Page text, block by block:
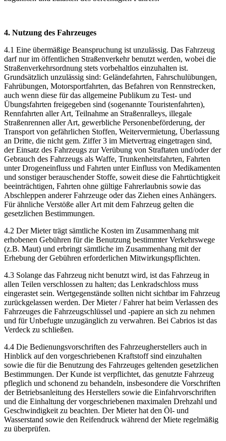
4. Nutzung des Fahrzeuges
4.1 Eine übermäßige Beanspruchung ist unzulässig. Das Fahrzeug
darf nur im öffentlichen Straßenverkehr benutzt werden, wobei die
Straßenverkehrsordnung stets vorbehaltlos einzuhalten ist.
Grundsätzlich unzulässig sind: Geländefahrten, Fahrschulübungen,
Fahrübungen, Motorsportfahrten, das Befahren von Rennstrecken,
auch wenn diese für das allgemeine Publikum zu Test- und
Übungsfahrten freigegeben sind (sogenannte Touristenfahrten),
Rennfahrten aller Art, Teilnahme an Straßenralleys, illegale
Straßenrennen aller Art, gewerbliche Personenbeförderung, der
Transport von gefährlichen Stoffen, Weitervermietung, Überlassung
an Dritte, die nicht gem. Ziffer 3 im Mietvertrag eingetragen sind,
der Einsatz des Fahrzeugs zur Verübung von Straftaten und/oder der
Gebrauch des Fahrzeugs als Waffe, Trunkenheitsfahrten, Fahrten
unter Drogeneinfluss und Fahrten unter Einfluss von Medikamenten
und sonstiger berauschender Stoffe, soweit diese die Fahrtüchtigkeit
beeinträchtigen, Fahrten ohne gültige Fahrerlaubnis sowie das
Abschleppen anderer Fahrzeuge oder das Ziehen eines Anhängers.
Für ähnliche Verstöße aller Art mit dem Fahrzeug gelten die
gesetzlichen Bestimmungen.
4.2 Der Mieter trägt sämtliche Kosten im Zusammenhang mit
erhobenen Gebühren für die Benutzung bestimmter Verkehrswege
(z.B. Maut) und erbringt sämtliche im Zusammenhang mit der
Erhebung der Gebühren erforderlichen Mitwirkungspflichten.
4.3 Solange das Fahrzeug nicht benutzt wird, ist das Fahrzeug in
allen Teilen verschlossen zu halten; das Lenkradschloss muss
eingerastet sein. Wertgegenstände sollten nicht sichtbar im Fahrzeug
zurückgelassen werden. Der Mieter / Fahrer hat beim Verlassen des
Fahrzeuges die Fahrzeugschlüssel und -papiere an sich zu nehmen
und für Unbefugte unzugänglich zu verwahren. Bei Cabrios ist das
Verdeck zu schließen.
4.4 Die Bedienungsvorschriften des Fahrzeugherstellers auch in
Hinblick auf den vorgeschriebenen Kraftstoff sind einzuhalten
sowie die für die Benutzung des Fahrzeuges geltenden gesetzlichen
Bestimmungen. Der Kunde ist verpflichtet, das genutzte Fahrzeug
pfleglich und schonend zu behandeln, insbesondere die Vorschriften
der Betriebsanleitung des Herstellers sowie die Einfahrvorschriften
und die Einhaltung der vorgeschriebenen maximalen Drehzahl und
Geschwindigkeit zu beachten. Der Mieter hat den Öl- und
Wasserstand sowie den Reifendruck während der Miete regelmäßig
zu überprüfen.